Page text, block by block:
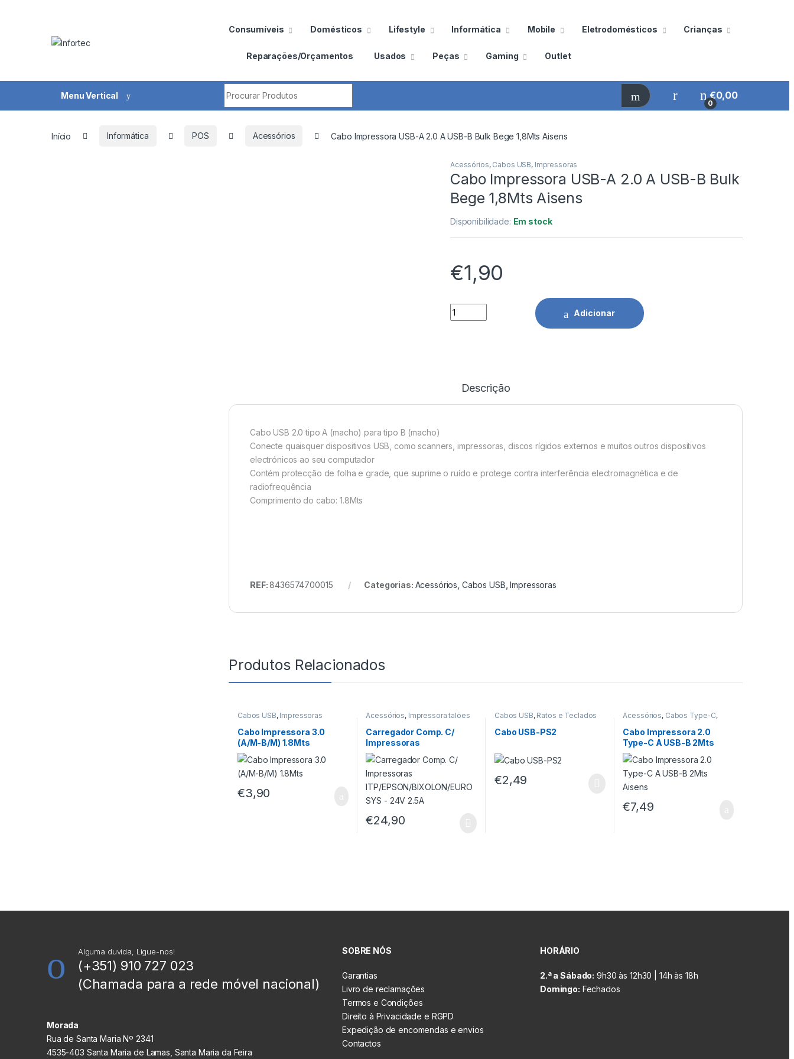
Consumíveis Domésticos Lifestyle Informática Mobile Eletrodomésticos Crianças
Reparações/Orçamentos Usados Peças Gaming Outlet
Menu Vertical
0
€0,00
Início Informática POS Acessórios Cabo Impressora USB-A 2.0 A USB-B Bulk Bege 1,8Mts Aisens
Acessórios, Cabos USB, Impressoras
Cabo Impressora USB-A 2.0 A USB-B Bulk
Bege 1,8Mts Aisens
Disponibilidade: Em stock
€1,90
Cabo Impressora USB-A 2.0 A USB-B Bulk Bege 1,8Mts Aisens quantidade
Adicionar
Descrição
Cabo USB 2.0 tipo A (macho) para tipo B (macho)
Conecte quaisquer dispositivos USB, como scanners, impressoras, discos rígidos externos e muitos outros dispositivos
electrónicos ao seu computador
Contém protecção de folha e grade, que suprime o ruído e protege contra interferência electromagnética e de
radiofrequência
Comprimento do cabo: 1.8Mts
REF:8436574700015 Categorias: Acessórios Cabos USB ,Impressoras
Produtos Relacionados
Cabos USB, Impressoras
Cabo Impressora 3.0
(A/M-B/M) 1.8Mts
€3,90
Acessórios, Impressora talões
Carregador Comp. C/
Impressoras
ITP/EPSON/BIXOLON/EUR
OSYS – 24V 2.5A
€24,90
Cabos USB, Ratos e Teclados
Cabo USB-PS2
€2,49
Acessórios, Cabos Type-C,
Cabo Impressora 2.0
Type-C A USB-B 2Mts
Aisens
€7,49
Alguma duvida, Ligue-nos!
(+351) 910 727 023
(Chamada para a rede móvel nacional)
Morada
Rua de Santa Maria Nº 2341
4535-403 Santa Maria de Lamas, Santa Maria da Feira
SOBRE NÓS
Garantias
Livro de reclamações
Termos e Condições
Direito à Privacidade e RGPD
Expedição de encomendas e envios
Contactos
HORÁRIO
2.ª a Sábado: 9h30 às 12h30 | 14h às 18h
Domingo: Fechados